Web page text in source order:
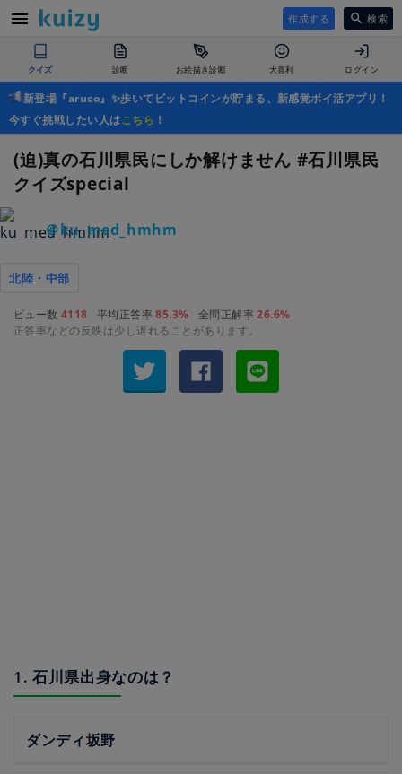
作成する 検索
クイズ 診断 お絵描き診断 大喜利 ログイン
新登場『aruco』✨歩いてビットコインが貯まる、新感覚ポイ活アプリ！
今すぐ挑戦したい人はこちら ！
(迫)真の石川県民にしか解けません #石川県民
クイズspecial
＠ku_med_hmhm
北陸・中部
ビュー数 4118 平均正答率85.3% 全問正解率26.6%
正答率などの反映は少し遅れることがあります。
1. 石川県出身なのは？
ダンディ坂野